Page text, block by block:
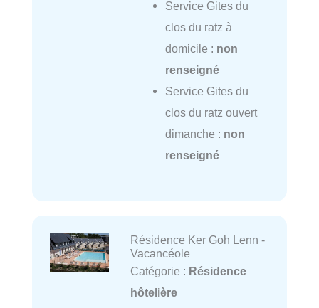
Service Gites du
clos du ratz à
domicile : non
renseigné
Service Gites du
clos du ratz ouvert
dimanche : non
renseigné
Résidence Ker Goh Lenn -
Vacancéole
Catégorie : Résidence
hôtelière